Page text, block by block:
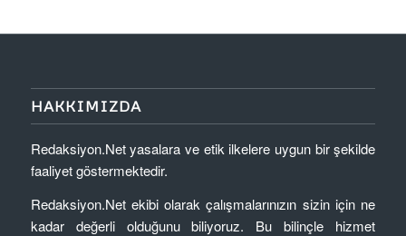
HAKKIMIZDA
Redaksiyon.Net yasalara ve etik ilkelere uygun bir şekilde
faaliyet göstermektedir.
Redaksiyon.Net ekibi olarak çalışmalarınızın sizin için ne
kadar değerli olduğunu biliyoruz. Bu bilinçle hizmet